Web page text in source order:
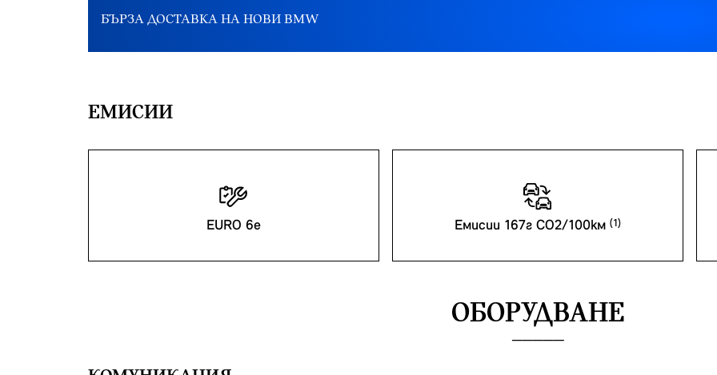
БЪРЗА ДОСТАВКА НА НОВИ BMW
EМИСИИ
EURO 6e Емисии 167г CO2/100км
ОБОРУДВАНЕ